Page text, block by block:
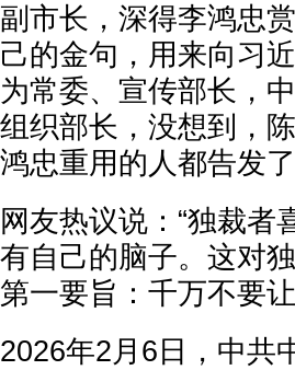
副市长，深得李鸿忠
己的金句，用来向习
为常委、宣传部长，
组织部长，没想到，
鸿忠重用的人都告发
网友热议说：“独裁
有自己的脑子。这对
第一要旨：千万不要
2026年2月6日，中共